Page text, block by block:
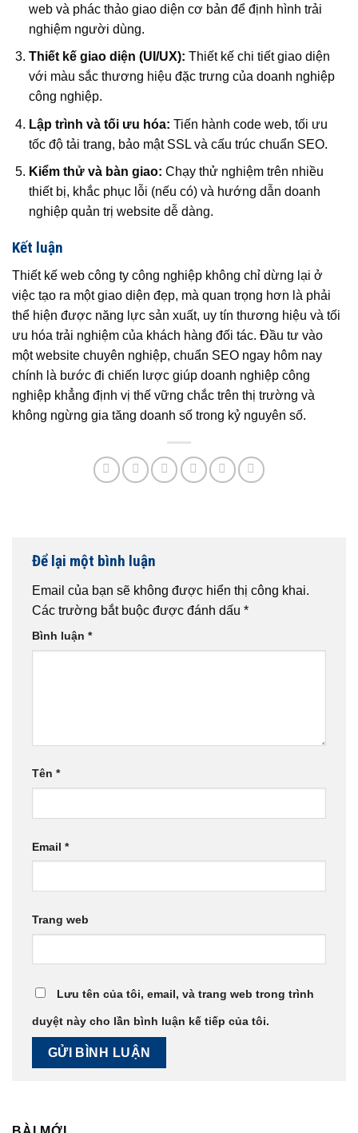
web và phác thảo giao diện cơ bản để định hình trải
nghiệm người dùng.
Thiết kế giao diện (UI/UX): Thiết kế chi tiết giao diện
với màu sắc thương hiệu đặc trưng của doanh nghiệp
công nghiệp.
Lập trình và tối ưu hóa: Tiến hành code web, tối ưu
tốc độ tải trang, bảo mật SSL và cấu trúc chuẩn SEO.
Kiểm thử và bàn giao: Chạy thử nghiệm trên nhiều
thiết bị, khắc phục lỗi (nếu có) và hướng dẫn doanh
nghiệp quản trị website dễ dàng.
Kết luận
Thiết kế web công ty công nghiệp không chỉ dừng lại ở
việc tạo ra một giao diện đẹp, mà quan trọng hơn là phải
thể hiện được năng lực sản xuất, uy tín thương hiệu và tối
ưu hóa trải nghiệm của khách hàng đối tác. Đầu tư vào
một website chuyên nghiệp, chuẩn SEO ngay hôm nay
chính là bước đi chiến lược giúp doanh nghiệp công
nghiệp khẳng định vị thế vững chắc trên thị trường và
không ngừng gia tăng doanh số trong kỷ nguyên số.
Để lại một bình luận
Email của bạn sẽ không được hiển thị công khai.
Các trường bắt buộc được đánh dấu *
Bình luận *
Tên *
Email *
Trang web
Lưu tên của tôi, email, và trang web trong trình
duyệt này cho lần bình luận kế tiếp của tôi.